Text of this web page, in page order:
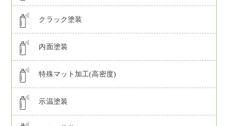
クラック塗装
内面塗装
特殊マット加工(高密度)
示温塗装